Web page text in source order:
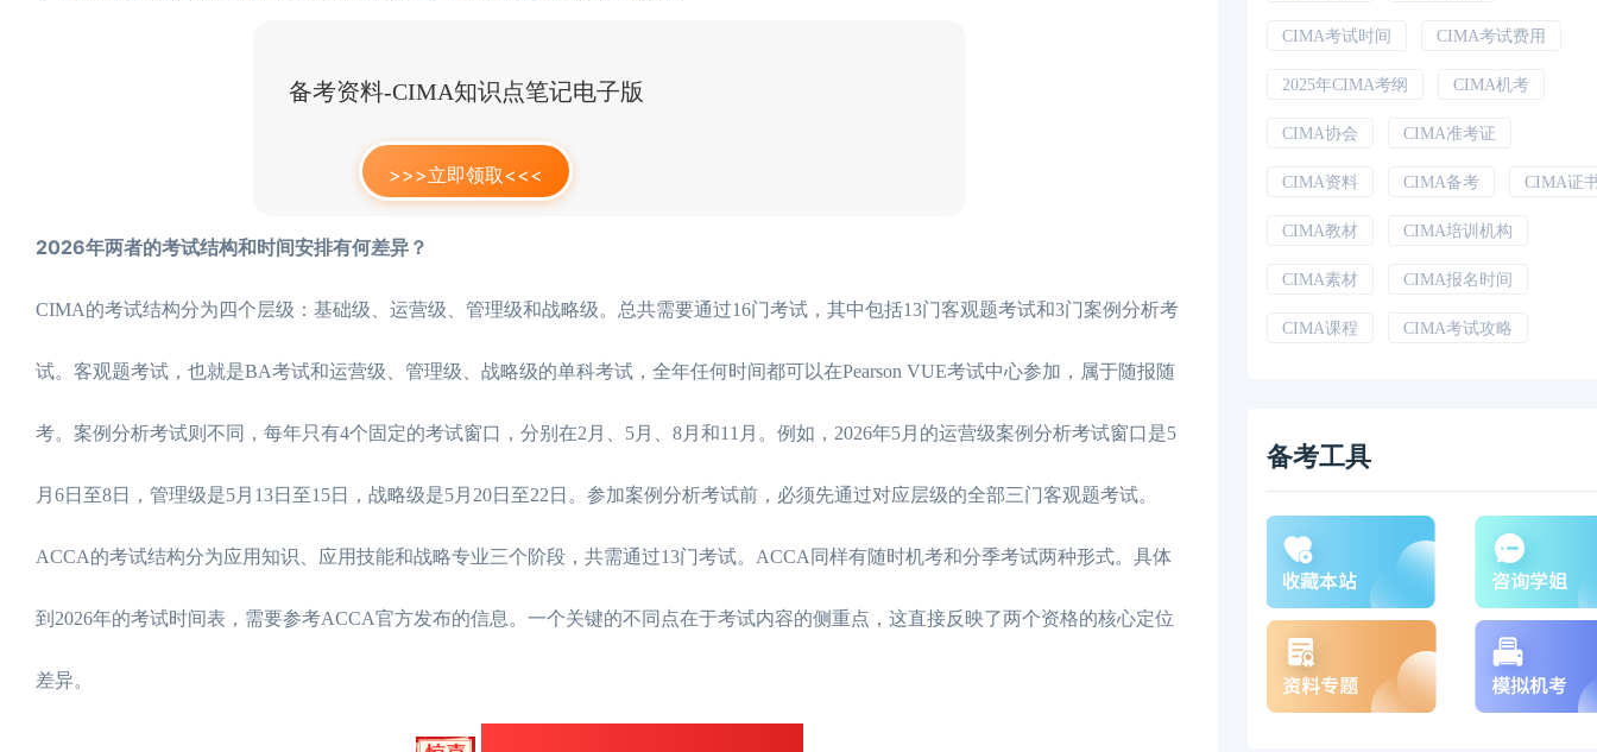
备考资料-CIMA知识点笔记电子版
>>>立即领取<<<
2026年两者的考试结构和时间安排有何差异？
CIMA的考试结构分为四个层级：基础级、运营级、管理级和战略级。总共需要通过16门考试，其中包括13门客观题考试和3门案例分析考
试。客观题考试，也就是BA考试和运营级、管理级、战略级的单科考试，全年任何时间都可以在Pearson VUE考试中心参加，属于随报随
考。案例分析考试则不同，每年只有4个固定的考试窗口，分别在2月、5月、8月和11月。例如，2026年5月的运营级案例分析考试窗口是5
月6日至8日，管理级是5月13日至15日，战略级是5月20日至22日。参加案例分析考试前，必须先通过对应层级的全部三门客观题考试。
ACCA的考试结构分为应用知识、应用技能和战略专业三个阶段，共需通过13门考试。ACCA同样有随时机考和分季考试两种形式。具体
到2026年的考试时间表，需要参考ACCA官方发布的信息。一个关键的不同点在于考试内容的侧重点，这直接反映了两个资格的核心定位
差异。
CIMA考试时间 CIMA考试费用
2025年CIMA考纲 CIMA机考
CIMA协会 CIMA准考证
CIMA资料 CIMA备考 CIMA证
CIMA教材 CIMA培训机构
CIMA素材 CIMA报名时间
CIMA课程 CIMA考试攻略
备考工具